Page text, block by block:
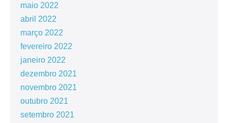
maio 2022
abril 2022
março 2022
fevereiro 2022
janeiro 2022
dezembro 2021
novembro 2021
outubro 2021
setembro 2021